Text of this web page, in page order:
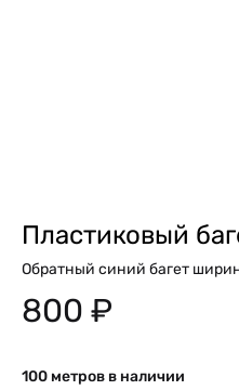
Пластиковый
Обратный синий багет
800 ₽
100 метров в наличии